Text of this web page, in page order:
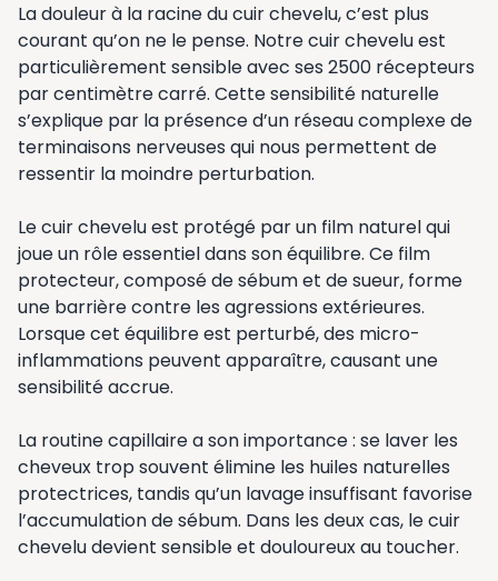
La douleur à la racine du cuir chevelu, c’est plus
courant qu’on ne le pense. Notre cuir chevelu est
particulièrement sensible avec ses 2500 récepteurs
par centimètre carré. Cette sensibilité naturelle
s’explique par la présence d’un réseau complexe de
terminaisons nerveuses qui nous permettent de
ressentir la moindre perturbation.
Le cuir chevelu est protégé par un film naturel qui
joue un rôle essentiel dans son équilibre. Ce film
protecteur, composé de sébum et de sueur, forme
une barrière contre les agressions extérieures.
Lorsque cet équilibre est perturbé, des micro-
inflammations peuvent apparaître, causant une
sensibilité accrue.
La routine capillaire a son importance : se laver les
cheveux trop souvent élimine les huiles naturelles
protectrices, tandis qu’un lavage insuffisant favorise
l’accumulation de sébum. Dans les deux cas, le cuir
chevelu devient sensible et douloureux au toucher.